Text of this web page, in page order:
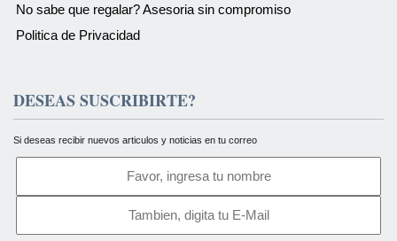
No sabe que regalar? Asesoria sin compromiso
Politica de Privacidad
DESEAS SUSCRIBIRTE?
Si deseas recibir nuevos articulos y noticias en tu correo